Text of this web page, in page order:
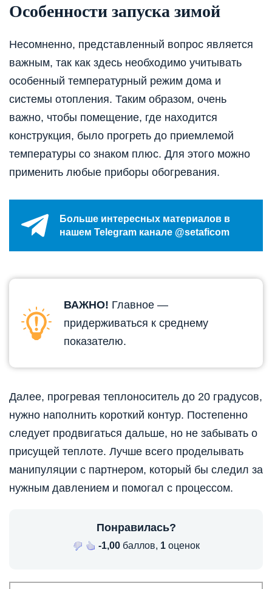
Особенности запуска зимой
Несомненно, представленный вопрос является
важным, так как здесь необходимо учитывать
особенный температурный режим дома и
системы отопления. Таким образом, очень
важно, чтобы помещение, где находится
конструкция, было прогреть до приемлемой
температуры со знаком плюс. Для этого можно
применить любые приборы обогревания.
Больше интересных материалов в
нашем Telegram канале @setaficom
ВАЖНО! Главное —
придерживаться к среднему
показателю.
Далее, прогревая теплоноситель до 20 градусов,
нужно наполнить короткий контур. Постепенно
следует продвигаться дальше, но не забывать о
присущей теплоте. Лучше всего проделывать
манипуляции с партнером, который бы следил за
нужным давлением и помогал с процессом.
Понравилась?
-1,00баллов, 1оценок